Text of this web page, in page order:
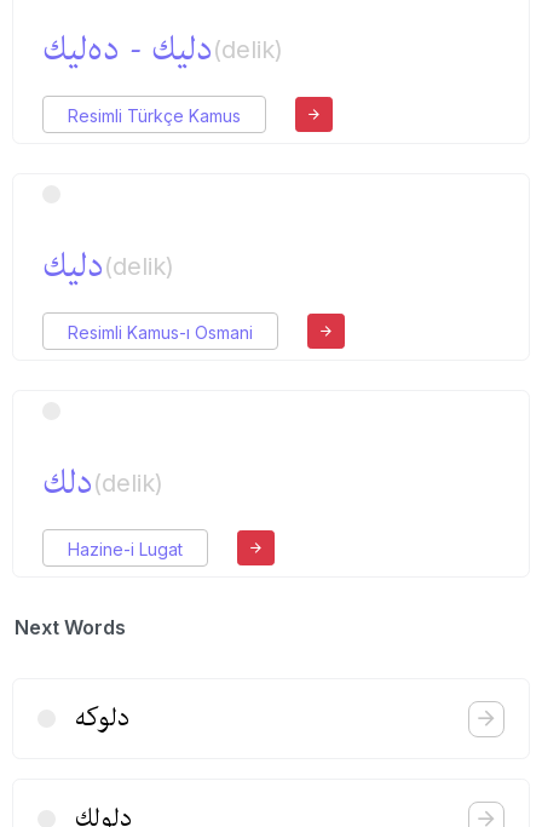
دلیك - ده‌لیك(delik)
Resimli Türkçe Kamus
دلیك(delik)
Resimli Kamus-ı Osmani
دلك(delik)
Hazine-i Lugat
Next Words
دلوكه
دلولك